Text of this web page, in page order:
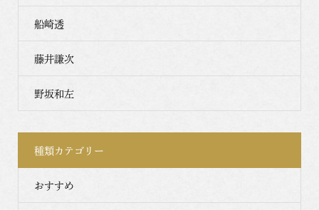
船崎透
藤井謙次
野坂和左
種類カテゴリー
おすすめ